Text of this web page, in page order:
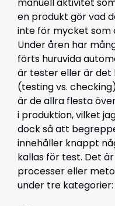
en produkt gör vad
inte för mycket som
Under åren har
förts huruvida
är tester eller är det
(testing vs.
är de allra flesta
i produktion, vilket
dock så att
innehåller knappt
kallas för test. Det
processer eller
under tre kategorier: